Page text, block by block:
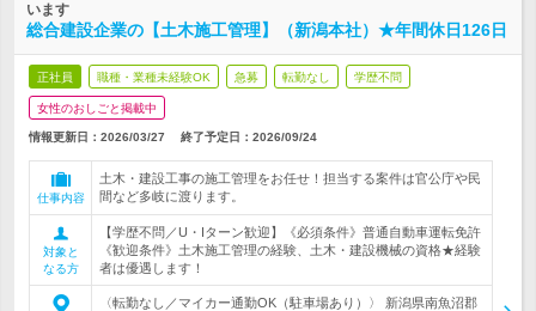
います
総合建設企業の【土木施工管理】（新潟本社）★年間休日126日
正社員 職種・業種未経験OK 急募 転勤なし 学歴不問
女性のおしごと掲載中
情報更新日：2026/03/27 終了予定日： 2026/09/24
仕事内容
土木・建設工事の施工管理をお任せ！担当する案件は官公庁や民
間など多岐に渡ります。
対象と
なる方
【学歴不問／U・Iターン歓迎】《必須条件》普通自動車運転免許
《歓迎条件》土木施工管理の経験、土木・建設機械の資格★経験
者は優遇します！
〈転勤なし／マイカー通勤OK（駐車場あり）〉 新潟県南魚沼郡